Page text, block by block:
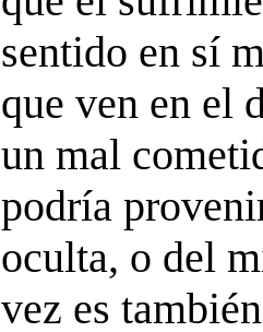
sentido en sí
que ven en el
un mal
podría
oculta, o del
vez es